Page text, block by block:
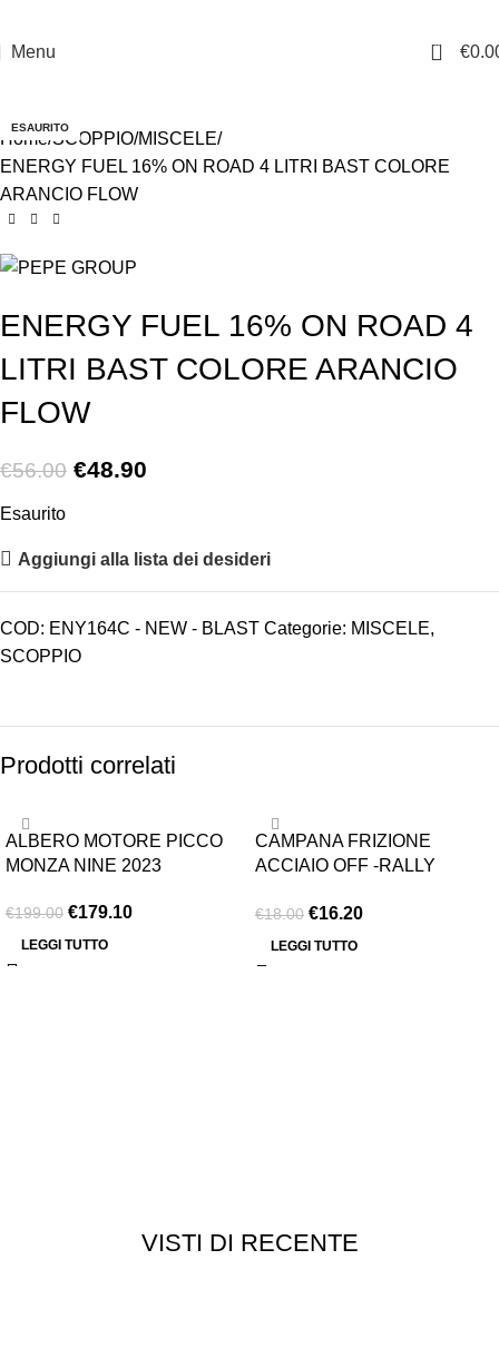
Menu 0 €
ESAURITO
Home SCOPPIO MISCELE
ENERGY FUEL 16% ON ROAD 4 LITRI BAST COLORE
ARANCIO FLOW
ENERGY FUEL 16% ON ROAD 4
LITRI BAST COLORE ARANCIO
FLOW
€56.00 €48.90
Esaurito
Aggiungi alla lista dei desideri
COD: ENY164C - NEW - BLAST Categorie: MISCELE,
SCOPPIO
Prodotti correlati
-10%
ESAURITO
ALBERO MOTORE PICCO
MONZA NINE 2023
€199.00 €179.10
LEGGI TUTTO
-10%
ESAURITO
CAMPANA FRIZIONE
ACCIAIO OFF -RALLY
€18.00 €16.20
LEGGI TUTTO
VISTI DI RECENTE